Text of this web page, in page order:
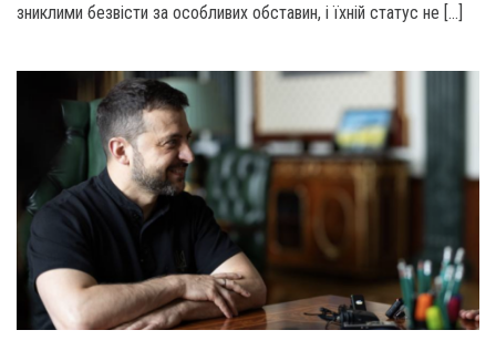
зниклими безвісти за особливих обставин, і їхній статус не […]